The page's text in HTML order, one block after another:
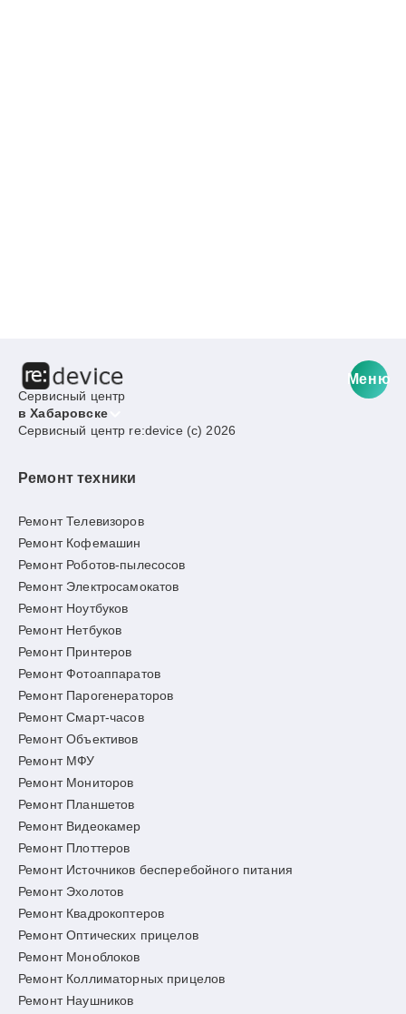
Сервисный центр
в Хабаровске
Меню
Сервисный центр re:device (c) 2026
Ремонт техники
Ремонт Телевизоров
Ремонт Кофемашин
Ремонт Роботов-пылесосов
Ремонт Электросамокатов
Ремонт Ноутбуков
Ремонт Нетбуков
Ремонт Принтеров
Ремонт Фотоаппаратов
Ремонт Парогенераторов
Ремонт Смарт-часов
Ремонт Объективов
Ремонт МФУ
Ремонт Мониторов
Ремонт Планшетов
Ремонт Видеокамер
Ремонт Плоттеров
Ремонт Источников бесперебойного питания
Ремонт Эхолотов
Ремонт Квадрокоптеров
Ремонт Оптических прицелов
Ремонт Моноблоков
Ремонт Коллиматорных прицелов
Ремонт Наушников